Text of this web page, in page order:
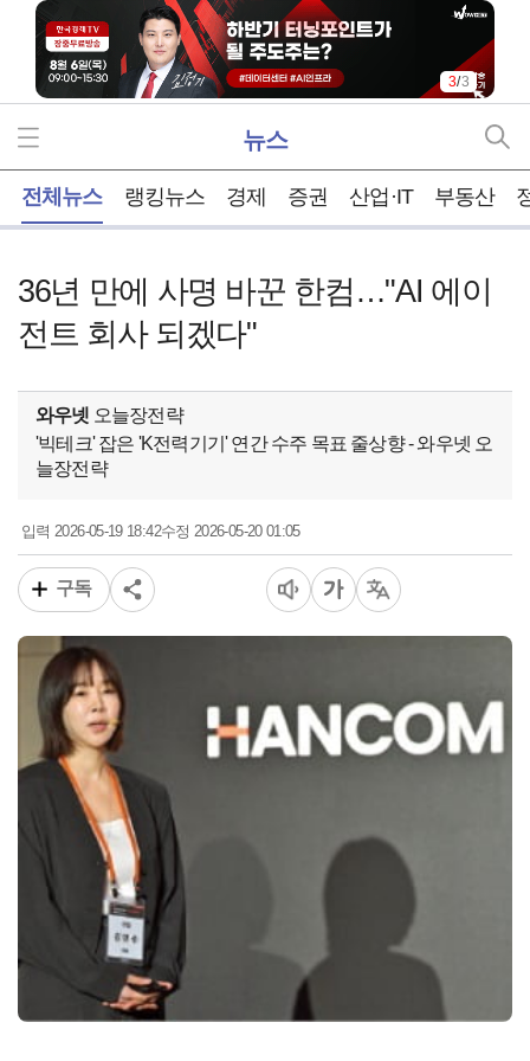
3/3
뉴스
전체뉴스 랭킹뉴스 경제 증권 산업·IT 부동산
36년 만에 사명 바꾼 한컴…"AI 에이
전트 회사 되겠다"
와우넷 오늘장전략
'빅테크' 잡은 'K전력기기' 연간 수주 목표 줄상향 - 와우넷 오
늘장전략
입력 2026-05-19 18:42수정 2026-05-20 01:05
구독